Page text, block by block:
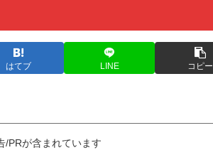
はてブ LINE コピー
/PRが含まれています